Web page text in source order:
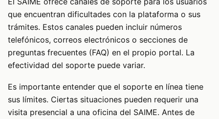
que encuentran dificultades con la plataforma o sus
trámites. Estos canales pueden incluir números
telefónicos, correos electrónicos o secciones de
preguntas frecuentes (FAQ) en el propio portal. La
efectividad del soporte puede variar.
Es importante entender que el soporte en línea tiene
sus límites. Ciertas situaciones pueden requerir una
visita presencial a una oficina del SAIME. Antes de